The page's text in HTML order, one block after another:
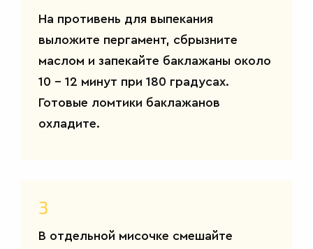
На противень для выпекания
выложите пергамент, сбрызните
маслом и запекайте баклажаны около
10 – 12 минут при 180 градусах.
Готовые ломтики баклажанов
охладите.
3
В отдельной мисочке смешайте